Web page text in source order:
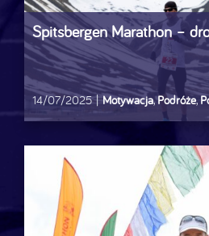
Spitsbergen Marathon –
14/07/2025 | Motywacja,Podróże,